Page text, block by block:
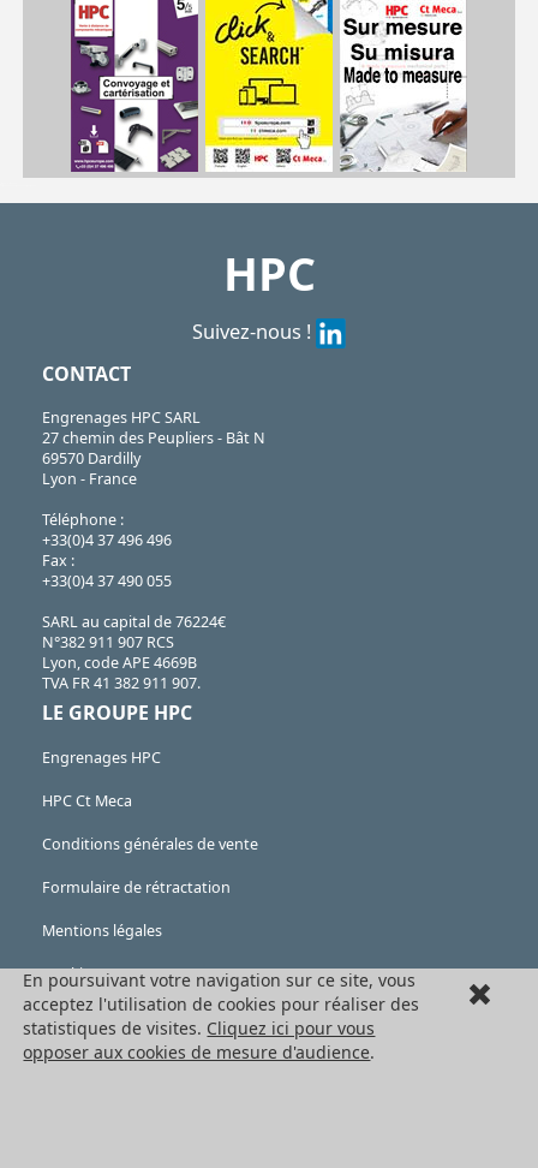
HPC
Suivez-nous !
CONTACT
Engrenages HPC SARL
27 chemin des Peupliers - Bât N
69570 Dardilly
Lyon - France
Téléphone :
+33(0)4 37 496 496
Fax :
+33(0)4 37 490 055
SARL au capital de 76224€
N°382 911 907 RCS
Lyon, code APE 4669B
TVA FR 41 382 911 907.
LE GROUPE HPC
Engrenages HPC
HPC Ct Meca
Conditions générales de vente
Formulaire de rétractation
Mentions légales
Cookies
LES PRODUITS
Eléments mécaniques
En poursuivant votre navigation sur ce site, vous
acceptez l'utilisation de cookies pour réaliser des
statistiques de visites. Cliquez ici pour vous
opposer aux cookies de mesure d'audience.